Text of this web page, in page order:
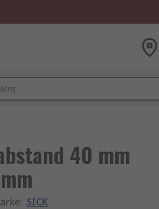
40 mm
: SICK